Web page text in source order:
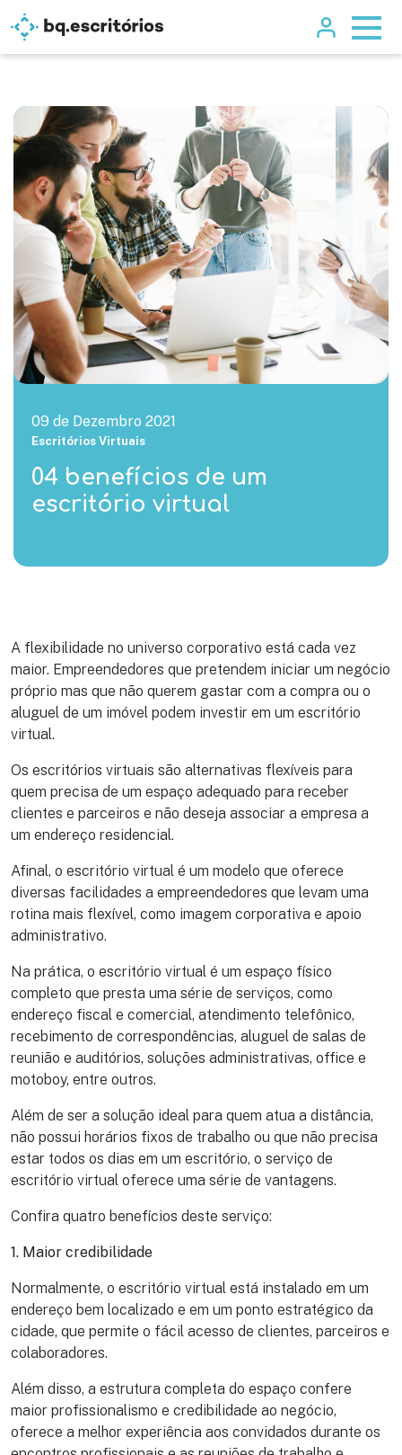
09 de Dezembro 2021
Escritórios Virtuais
04 benefícios de um
escritório virtual
A flexibilidade no universo corporativo está cada vez
maior. Empreendedores que pretendem iniciar um negócio
próprio mas que não querem gastar com a compra ou o
aluguel de um imóvel podem investir em um escritório
virtual.
Os escritórios virtuais são alternativas flexíveis para
quem precisa de um espaço adequado para receber
clientes e parceiros e não deseja associar a empresa a
um endereço residencial.
Afinal, o escritório virtual é um modelo que oferece
diversas facilidades a empreendedores que levam uma
rotina mais flexível, como imagem corporativa e apoio
administrativo.
Na prática, o escritório virtual é um espaço físico
completo que presta uma série de serviços, como
endereço fiscal e comercial, atendimento telefônico,
recebimento de correspondências, aluguel de salas de
reunião e auditórios, soluções administrativas, office e
motoboy, entre outros.
Além de ser a solução ideal para quem atua a distância,
não possui horários fixos de trabalho ou que não precisa
estar todos os dias em um escritório, o serviço de
escritório virtual oferece uma série de vantagens.
Confira quatro benefícios deste serviço:
1. Maior credibilidade
Normalmente, o escritório virtual está instalado em um
endereço bem localizado e em um ponto estratégico da
cidade, que permite o fácil acesso de clientes, parceiros e
colaboradores.
Além disso, a estrutura completa do espaço confere
maior profissionalismo e credibilidade ao negócio,
oferece a melhor experiência aos convidados durante os